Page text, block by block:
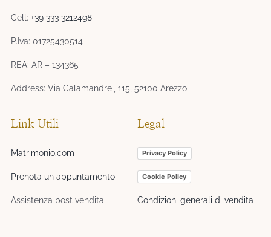
Cell:+39 333 3212498
P.Iva: 01725430514
REA: AR – 134365
Address: Via Calamandrei, 115, 52100 Arezzo
Link Utili
Matrimonio.com
Prenota un appuntamento
Assistenza post vendita
Legal
Privacy Policy
Cookie Policy
Condizioni generali di vendita